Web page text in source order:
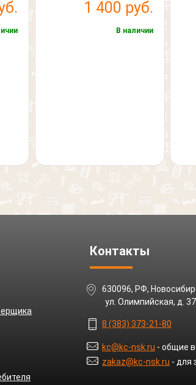
1 400 руб.
В наличии
Контакты
630096, РФ,
ул. Олимпийская, д.
8 (383) 373-21-80
kc@kc-nsk.ru - общие
zakaz@kc-nsk.ru - для